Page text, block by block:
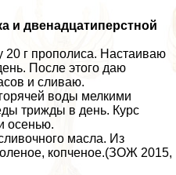
и двенадцатиперстной
20 г прополиса. Настаиваю
После этого даю
и сливаю.
воды мелкими
трижды в день. Курс
осенью.
масла. Из
копченое.(ЗОЖ 2015,